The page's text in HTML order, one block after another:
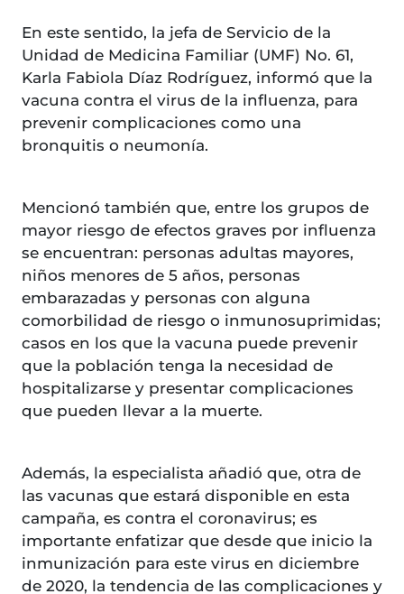
En este sentido, la jefa de Servicio de la
Unidad de Medicina Familiar (UMF) No. 61,
Karla Fabiola Díaz Rodríguez, informó que la
vacuna contra el virus de la influenza, para
prevenir complicaciones como una
bronquitis o neumonía.
Mencionó también que, entre los grupos de
mayor riesgo de efectos graves por influenza
se encuentran: personas adultas mayores,
niños menores de 5 años, personas
embarazadas y personas con alguna
comorbilidad de riesgo o inmunosuprimidas;
casos en los que la vacuna puede prevenir
que la población tenga la necesidad de
hospitalizarse y presentar complicaciones
que pueden llevar a la muerte.
Además, la especialista añadió que, otra de
las vacunas que estará disponible en esta
campaña, es contra el coronavirus; es
importante enfatizar que desde que inicio la
inmunización para este virus en diciembre
de 2020, la tendencia de las complicaciones y